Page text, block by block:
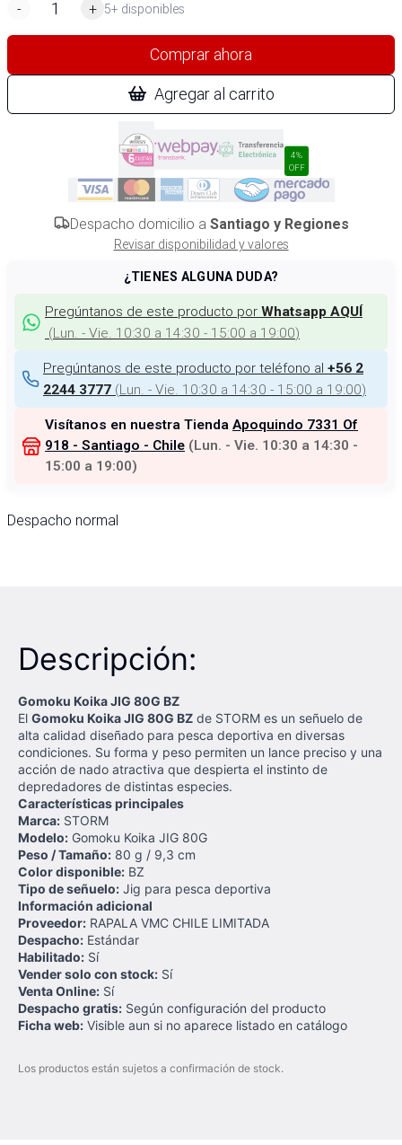
-
+ 5+ disponibles
Comprar ahora
Agregar al carrito
4%
OFF
Despacho domicilio a Santiago y Regiones
Revisar disponibilidad y valores
¿TIENES ALGUNA DUDA?
Pregúntanos de este producto por Whatsapp AQUÍ
(Lun. - Vie. 10:30 a 14:30 - 15:00 a 19:00)
Pregúntanos de este producto por teléfono al +56 2
2244 3777 (Lun. - Vie. 10:30 a 14:30 - 15:00 a 19:00)
Visítanos en nuestra Tienda Apoquindo 7331 Of
918 - Santiago - Chile (Lun. - Vie. 10:30 a 14:30 -
15:00 a 19:00)
Despacho normal
Descripción:
Gomoku Koika JIG 80G BZ
El Gomoku Koika JIG 80G BZ de STORM es un señuelo de
alta calidad diseñado para pesca deportiva en diversas
condiciones. Su forma y peso permiten un lance preciso y una
acción de nado atractiva que despierta el instinto de
depredadores de distintas especies.
Características principales
Marca: STORM
Modelo: Gomoku Koika JIG 80G
Peso / Tamaño: 80 g / 9,3 cm
Color disponible: BZ
Tipo de señuelo: Jig para pesca deportiva
Información adicional
Proveedor: RAPALA VMC CHILE LIMITADA
Despacho: Estándar
Habilitado: Sí
Vender solo con stock: Sí
Venta Online: Sí
Despacho gratis: Según configuración del producto
Ficha web: Visible aun si no aparece listado en catálogo
Los productos están sujetos a confirmación de stock.